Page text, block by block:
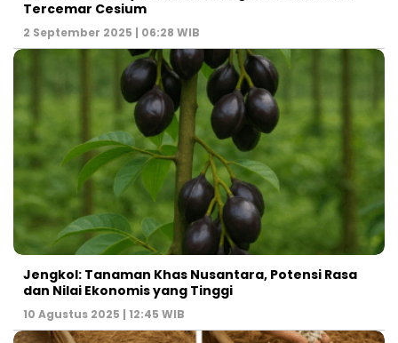
Tercemar Cesium
2 September 2025 | 06:28 WIB
Jengkol: Tanaman Khas Nusantara, Potensi Rasa
dan Nilai Ekonomis yang Tinggi
10 Agustus 2025 | 12:45 WIB